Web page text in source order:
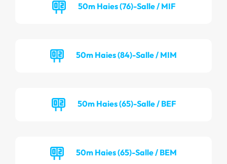
50m Haies (76)-Salle / MIF
50m Haies (84)-Salle / MIM
50m Haies (65)-Salle / BEF
50m Haies (65)-Salle / BEM